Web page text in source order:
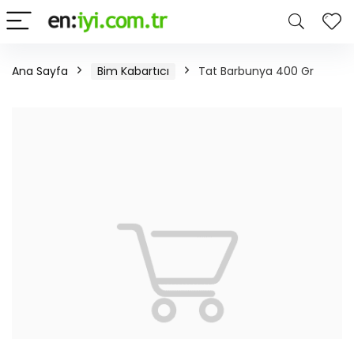
Ana Sayfa Bim Kabartıcı Tat Barbunya 400 Gr